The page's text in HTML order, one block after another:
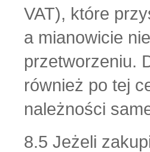
VAT), które
a mianowicie
przetworzeniu.
również po tej
należności
8.5 Jeżeli